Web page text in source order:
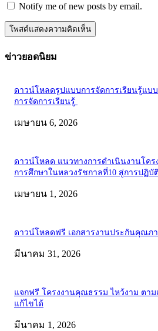
Notify me of new posts by email.
ข่าวยอดนิยม
ดาวน์โหลดรูปแบบการจัดการเรียนรู้แบ
การจัดการเรียนรู้
เมษายน 6, 2026
ดาวน์โหลด แนวทางการดำเนินงานโค
การศึกษาในหลวงรัชกาลที่10 สู่การปฏิบัติ
เมษายน 1, 2026
ดาวน์โหลดฟรี เอกสารงานประกันคุณภ
มีนาคม 31, 2026
แจกฟรี โครงงานคุณธรรม ไหว้งาม ตาม
แก้ไขได้
มีนาคม 1, 2026